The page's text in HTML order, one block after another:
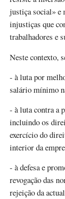
justiça social» e
injustiças que
trabalhadores e
Neste contexto,
- à luta por
salário mínimo
- à luta contra a
incluindo os
exercício do
interior da
- à defesa e
revogação das
rejeição da